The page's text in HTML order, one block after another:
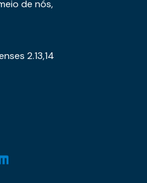
de nós,
2.13,14